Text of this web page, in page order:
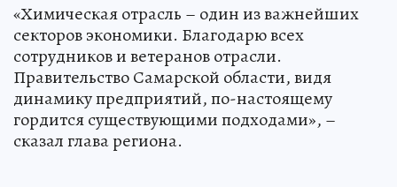
«Химическая отрасль – один из важнейших
секторов экономики. Благодарю всех
сотрудников и ветеранов отрасли.
Правительство Самарской области, видя
динамику предприятий, по-настоящему
гордится существующими подходами», –
сказал глава региона.